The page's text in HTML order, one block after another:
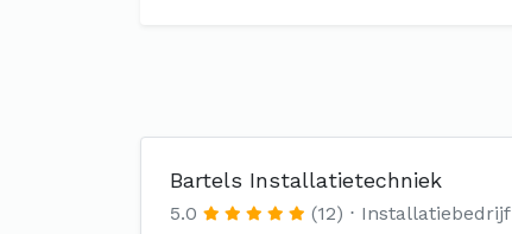
Bartels Installatietechniek
5.0 (12) Installatiebedrijf